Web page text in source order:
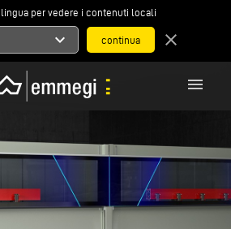
per vedere i contenuti locali
expand_more close
menu